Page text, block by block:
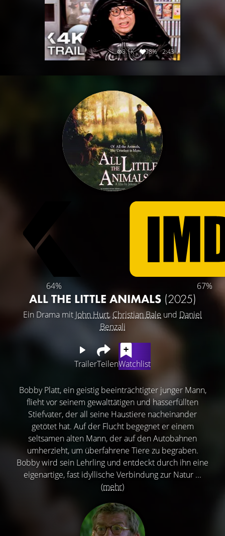
8.1K 98% 2:43
64% 67%
ALL THE LITTLE ANIMALS (2025)
Ein Drama mit John Hurt, Christian Bale und Daniel
Benzali
TrailerTeilenWatchlist
Bobby Platt, ein geistig beeinträchtigter junger Mann,
flieht vor seinem gewalttätigen und hasserfüllten
Stiefvater, der all seine Haustiere nacheinander
getötet hat. Auf der Flucht begegnet er einem
seltsamen alten Mann, der auf den Autobahnen
umherzieht, um überfahrene Tiere zu begraben.
Bobby wird sein Lehrling und entdeckt durch ihn eine
eigenartige, fast idyllische Verbindung zur Natur ...
(mehr)